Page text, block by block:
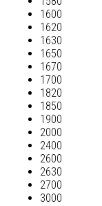
1600
1620
1630
1650
1670
1700
1820
1850
1900
2000
2400
2600
2630
2700
3000